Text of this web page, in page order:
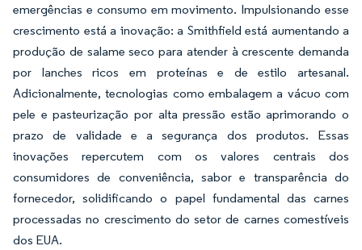
emergências e consumo em movimento. Impulsionando esse
crescimento está a inovação: a Smithfield está aumentando a
produção de salame seco para atender à crescente demanda
por lanches ricos em proteínas e de estilo artesanal.
Adicionalmente, tecnologias como embalagem a vácuo com
pele e pasteurização por alta pressão estão aprimorando o
prazo de validade e a segurança dos produtos. Essas
inovações repercutem com os valores centrais dos
consumidores de conveniência, sabor e transparência do
fornecedor, solidificando o papel fundamental das carnes
processadas no crescimento do setor de carnes comestíveis
dos EUA.